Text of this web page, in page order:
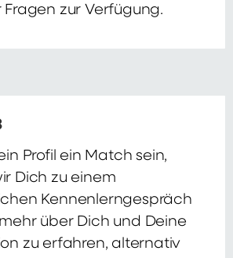
Fragen zur Verfügung.
Profil ein Match sein,
Dich zu einem
Kennenlerngespräch
über Dich und Deine
zu erfahren, alternativ